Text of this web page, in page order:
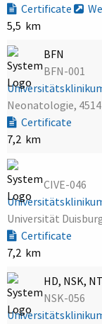
Certificate
5,5 km
BFN
BFN-001
Neonatologie,
Certificate
7,2 km
CIVE-046
Universität
Certificate
7,2 km
HD, NSK,
NSK-056